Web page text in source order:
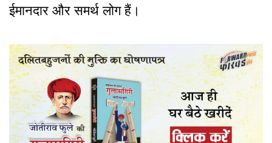
ईमानदार और समर्थ लोग हैं।